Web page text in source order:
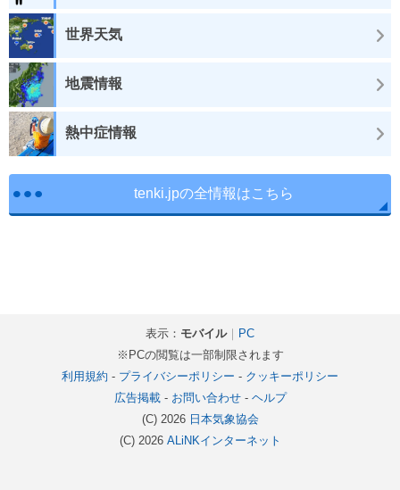
世界天気
地震情報
熱中症情報
tenki.jpの全情報はこちら
表示： モバイル｜
PC
※PCの閲覧は一部制限されます
利用規約 - プライバシーポリシー - クッキーポリシー
広告掲載- お問い合わせ- ヘルプ
(C) 2026 日本気象協会
(C) 2026 ALiNKインターネット